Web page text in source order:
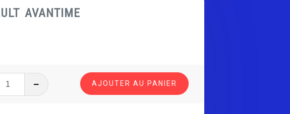
AVANTIME
quantité
de
AJOUTER AU PANIER